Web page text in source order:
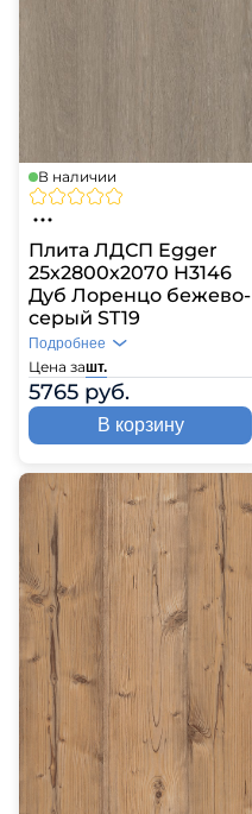
В наличии
Плита ЛДСП Egger
25х2800х2070 H3146
Дуб Лоренцо бежево-
серый ST19
Цена зашт.
5765 руб.
Подробнее
В корзину